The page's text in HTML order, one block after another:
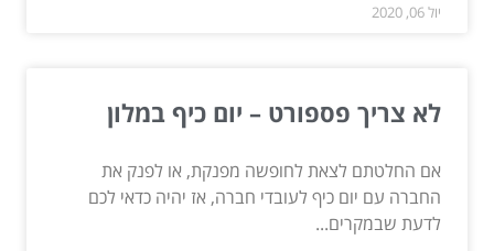
יול 06, 2020
לא צריך פספורט – יום כיף במלון
אם החלטתם לצאת לחופשה מפנקת, או לפנק את
החברה עם יום כיף לעובדי חברה, אז יהיה כדאי לכם
לדעת שבמקרים...